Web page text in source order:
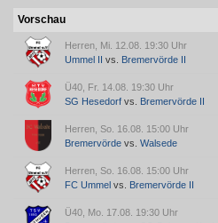
Vorschau
Herren, Mi. 12.08. 19:30 Uhr
Ummel II vs. Bremervörde II
Ü40, Fr. 14.08. 19:30 Uhr
SG Hesedorf vs. Bremervörde II
Herren, So. 16.08. 15:00 Uhr
Bremervörde vs. Walsede
Herren, So. 16.08. 15:00 Uhr
FC Ummel vs. Bremervörde II
Ü40, Mo. 17.08. 19:30 Uhr